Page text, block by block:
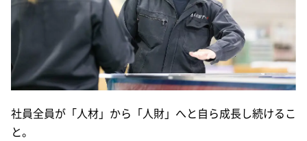
社員全員が「人材」から「人財」へと自ら成長し続けるこ
と。